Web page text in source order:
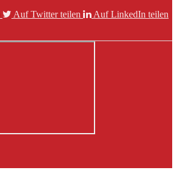
Auf Twitter teilen
Auf LinkedIn teilen